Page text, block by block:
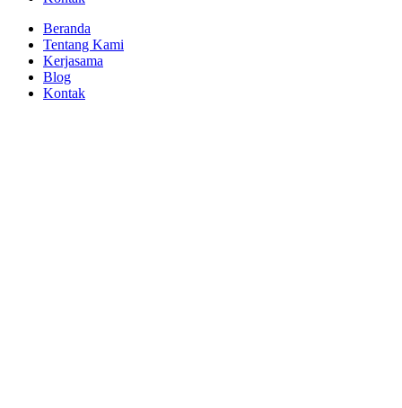
Beranda
Tentang Kami
Kerjasama
Blog
Kontak